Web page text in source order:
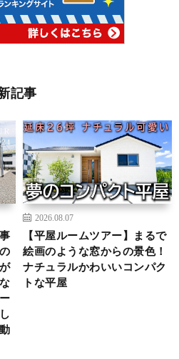
記事
2026.08.07
【平屋ルームツアー】まるで
絵画のような窓からの景色！
ナチュラルかわいいコンパク
トな平屋